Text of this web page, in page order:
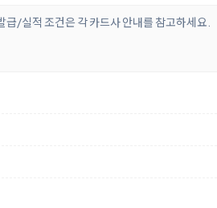
/실적 조건은 각 카드사 안내를 참고하세요.